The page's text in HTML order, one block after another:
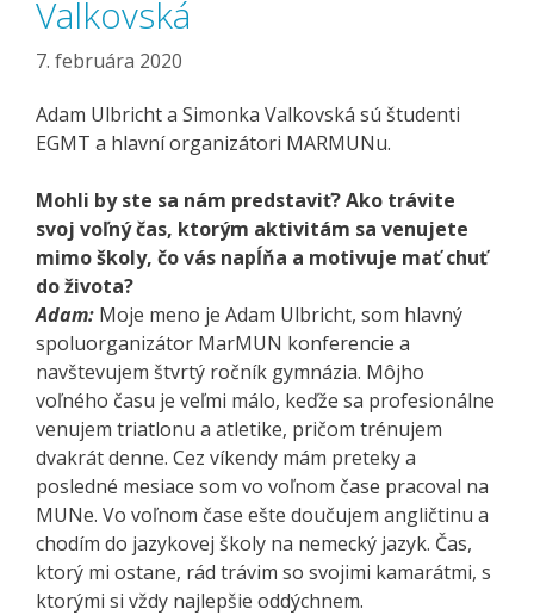
Valkovská
7. februára 2020
Adam Ulbricht a Simonka Valkovská sú študenti
EGMT a hlavní organizátori MARMUNu.
Mohli by ste sa nám predstaviť? Ako trávite
svoj voľný čas, ktorým aktivitám sa venujete
mimo školy, čo vás napĺňa a motivuje mať chuť
do života?
Adam: Moje meno je Adam Ulbricht, som hlavný
spoluorganizátor MarMUN konferencie a
navštevujem štvrtý ročník gymnázia. Môjho
voľného času je veľmi málo, keďže sa profesionálne
venujem triatlonu a atletike, pričom trénujem
dvakrát denne. Cez víkendy mám preteky a
posledné mesiace som vo voľnom čase pracoval na
MUNe. Vo voľnom čase ešte doučujem angličtinu a
chodím do jazykovej školy na nemecký jazyk. Čas,
ktorý mi ostane, rád trávim so svojimi kamarátmi, s
ktorými si vždy najlepšie oddýchnem.